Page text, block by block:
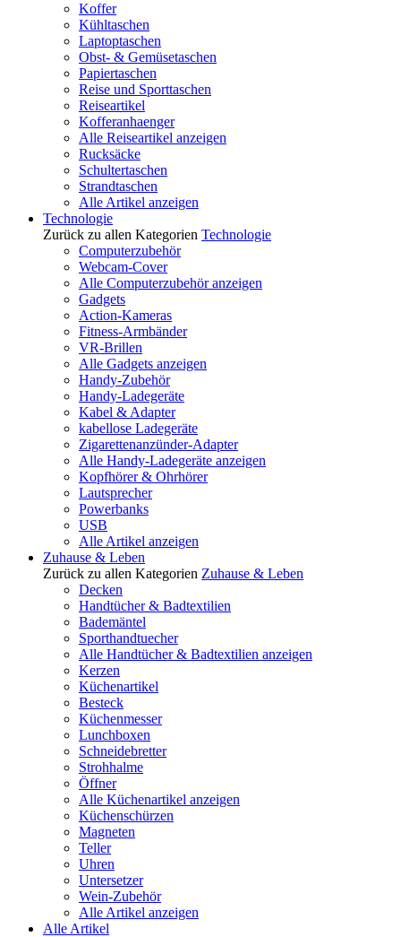
Koffer
Kühltaschen
Laptoptaschen
Obst- & Gemüsetaschen
Papiertaschen
Reise und Sporttaschen
Reiseartikel
Kofferanhaenger
Alle Reiseartikel anzeigen
Rucksäcke
Schultertaschen
Strandtaschen
Alle Artikel anzeigen
Technologie
Zurück zu allen Kategorien Technologie
Computerzubehör
Webcam-Cover
Alle Computerzubehör anzeigen
Gadgets
Action-Kameras
Fitness-Armbänder
VR-Brillen
Alle Gadgets anzeigen
Handy-Zubehör
Handy-Ladegeräte
Kabel & Adapter
kabellose Ladegeräte
Zigarettenanzünder-Adapter
Alle Handy-Ladegeräte anzeigen
Kopfhörer & Ohrhörer
Lautsprecher
Powerbanks
USB
Alle Artikel anzeigen
Zuhause & Leben
Zurück zu allen Kategorien Zuhause & Leben
Decken
Handtücher & Badtextilien
Bademäntel
Sporthandtuecher
Alle Handtücher & Badtextilien anzeigen
Kerzen
Küchenartikel
Besteck
Küchenmesser
Lunchboxen
Schneidebretter
Strohhalme
Öffner
Alle Küchenartikel anzeigen
Küchenschürzen
Magneten
Teller
Uhren
Untersetzer
Wein-Zubehör
Alle Artikel anzeigen
Alle Artikel